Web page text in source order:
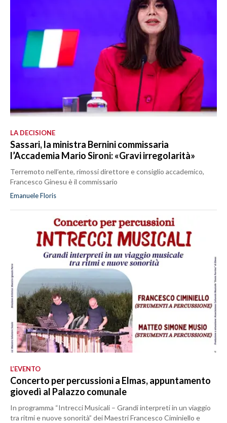
LA DECISIONE
Sassari, la ministra Bernini commissaria
l’Accademia Mario Sironi: «Gravi irregolarità»
Terremoto nell’ente, rimossi direttore e consiglio accademico,
Francesco Ginesu è il commissario
Emanuele Floris
L’EVENTO
Concerto per percussioni a Elmas, appuntamento
giovedì al Palazzo comunale
In programma “Intrecci Musicali – Grandi interpreti in un viaggio
tra ritmi e nuove sonorità” dei Maestri Francesco Ciminiello e